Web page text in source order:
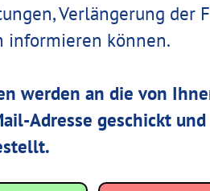
Verlängerung der
informieren können.
werden an die von
Adresse geschickt